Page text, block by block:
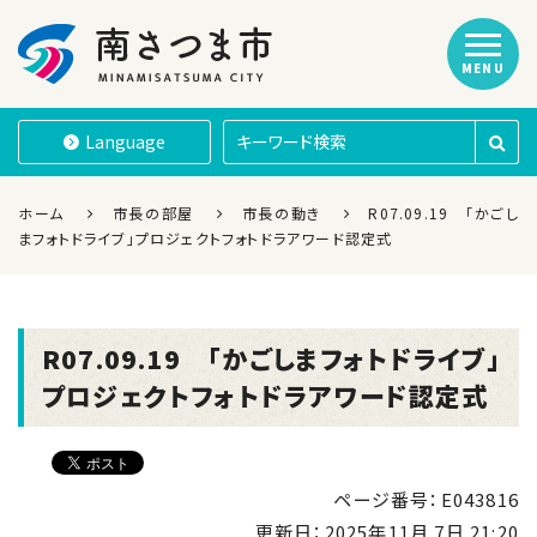
南さつま市
Language
MENU
ホーム 市長の部屋 市長の動き
R07.09.19 「かごし
まフォトドライブ」プロジェクトフォトドラアワード認定式
R07.09.19 「かごしまフォトドライブ」
プロジェクトフォトドラアワード認定式
ページ番号：E043816
更新日： 2025年11月 7日 21:20